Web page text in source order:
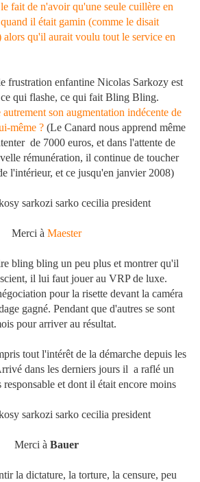
fait de n'avoir qu'une seule cuillère en
il était gamin (comme le disait
alors qu'il aurait voulu tout le service en
frustration enfantine Nicolas Sarkozy est
qui flashe, ce qui fait Bling Bling.
son augmentation indécente de
même ? (Le Canard nous apprend même
de 7000 euros, et dans l'attente de
rémunération, il continue de toucher
l'intérieur, et ce jusqu'en janvier 2008)
Merci à Maester
bling bling un peu plus et montrer qu'il
il lui faut jouer au VRP de luxe.
pour la risette devant la caméra
gagné. Pendant que d'autres se sont
pour arriver au résultat.
tout l'intérêt de la démarche depuis les
dans les derniers jours il a raflé un
responsable et dont il était encore moins
Merci à Bauer
la dictature, la torture, la censure, peu